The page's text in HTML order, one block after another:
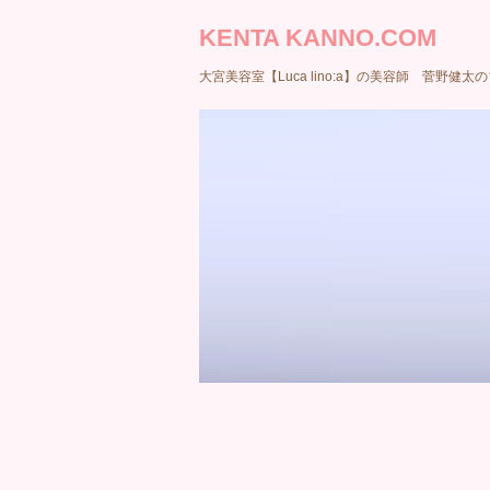
KENTA KANNO.COM
大宮美容室【Luca lino:a】の美容師 菅野健太の